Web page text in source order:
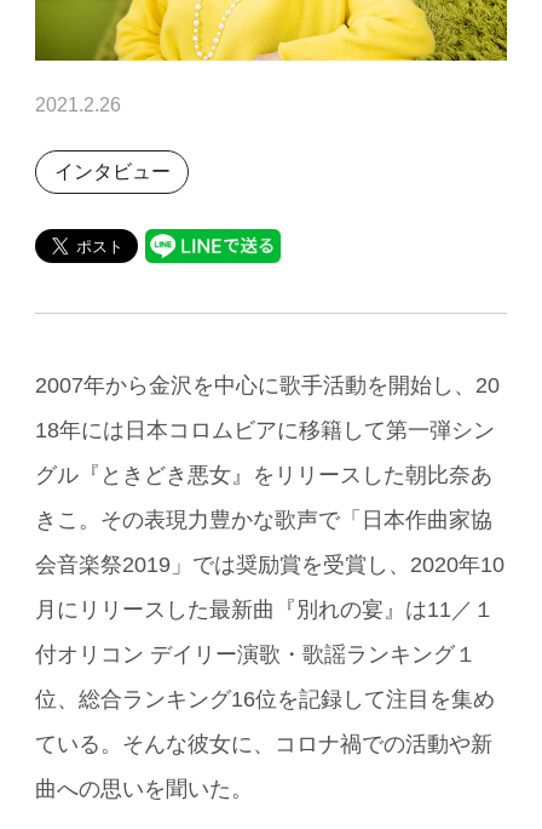
2021.2.26
インタビュー
2007年から金沢を中心に歌手活動を開始し、20
18年には日本コロムビアに移籍して第一弾シン
グル『ときどき悪女』をリリースした朝比奈あ
きこ。その表現力豊かな歌声で「日本作曲家協
会音楽祭2019」では奨励賞を受賞し、2020年10
月にリリースした最新曲『別れの宴』は11／１
付オリコン デイリー演歌・歌謡ランキング１
位、総合ランキング16位を記録して注目を集め
ている。そんな彼女に、コロナ禍での活動や新
曲への思いを聞いた。